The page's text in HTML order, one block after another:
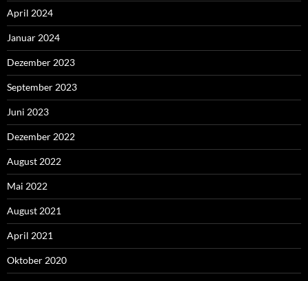
April 2024
Januar 2024
Dezember 2023
September 2023
Juni 2023
Dezember 2022
August 2022
Mai 2022
August 2021
April 2021
Oktober 2020